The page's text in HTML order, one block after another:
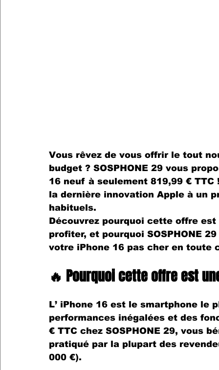
Vous rêvez de vous offrir le tout
budget ? SOSPHONE 29 vous
16 neuf à seulement 819,99 € TTC
la dernière innovation Apple à un
habituels.
Découvrez pourquoi cette offre est
profiter, et pourquoi SOSPHONE 29
votre iPhone 16 pas cher en toute
🔥 Pourquoi cette offre est
L’ iPhone 16 est le smartphone le
performances inégalées et des
€ TTC chez SOSPHONE 29, vous
pratiqué par la plupart des
000 €).